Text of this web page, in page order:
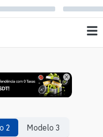
2 Modelo 3